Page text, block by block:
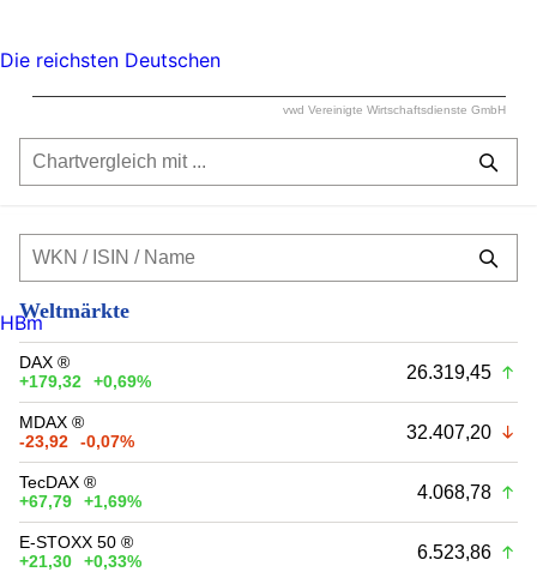
vwd Vereinigte Wirtschaftsdienste GmbH
Weltmärkte
DAX ®
+179,32
+0,69% 26.319,45
MDAX ®
-23,92
-0,07% 32.407,20
TecDAX ®
+67,79
+1,69% 4.068,78
E-STOXX 50 ®
+21,30
+0,33% 6.523,86
Die reichsten Deutschen
HBm